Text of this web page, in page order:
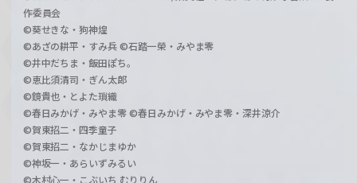
作委員会
©葵せきな・狗神煌
©あざの耕平・すみ兵 ©石踏一榮・みやま零
©井中だちま・飯田ぽち。
©恵比須清司・ぎん太郎
©鏡貴也・とよた瑣織
©春日みかげ・みやま零 ©春日みかげ・みやま零・深井涼介
©賀東招二・四季童子
©賀東招二・なかじまゆか
©神坂一・あらいずみるい
©木村心一・こぶいち むりりん